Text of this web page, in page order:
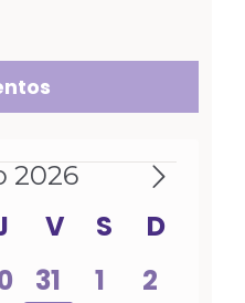
2026
JUEVES
VVIERNES
S SÁBADO
D
0
31
0
1
0
2